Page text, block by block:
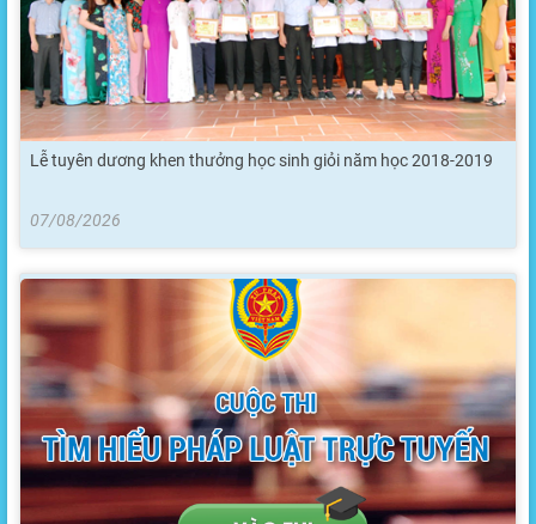
Lễ tuyên dương khen thưởng học sinh giỏi năm học 2018-2019
07/08/2026